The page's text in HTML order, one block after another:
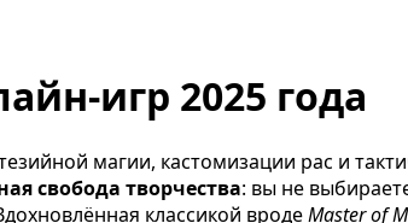
игр 2025 года
магии, кастомизации рас и
свобода творчества: вы не
классикой вродеMaster of